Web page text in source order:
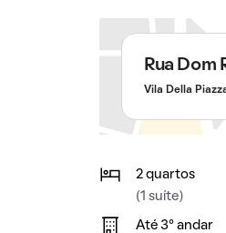
Rua Dom
Vila Della
2 quartos
(1 suíte)
Até 3° andar